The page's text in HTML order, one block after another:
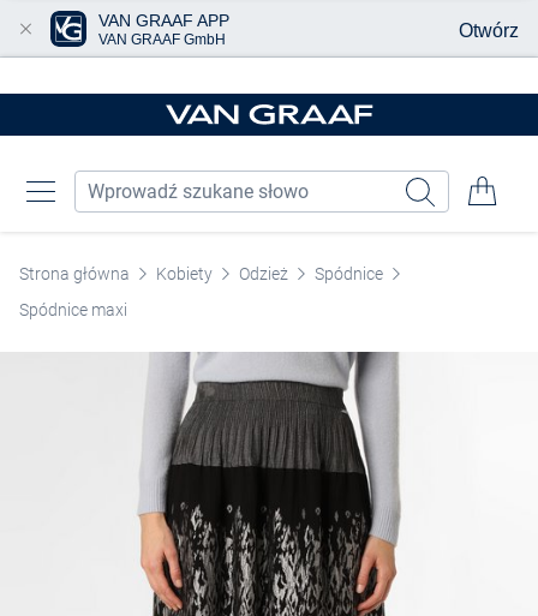
Strona główna Kobiety Odzież
Spódnice
Spódnice maxi
VAN GRAAF APP
VAN GRAAF GmbH Otwórz